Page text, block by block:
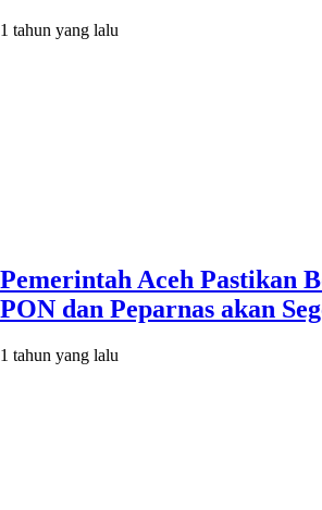
1 tahun yang lalu
Pemerintah Aceh Pastikan
PON dan Peparnas akan
1 tahun yang lalu